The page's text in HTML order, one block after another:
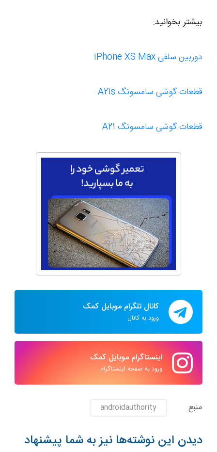
بیشتر بخوانید:
دوربین سلفی
قطعات گوشی سامسونگ A21s
قطعات گوشی سامسونگ A21
کانال تلگرام موبایل کمک
ورود به کانال
اینستاگرام موبایل کمک
ورود به صفحه اینستاگرام
منبع androidauthority
دیدن این نوشته‌ها نیز به شما پیشنهاد